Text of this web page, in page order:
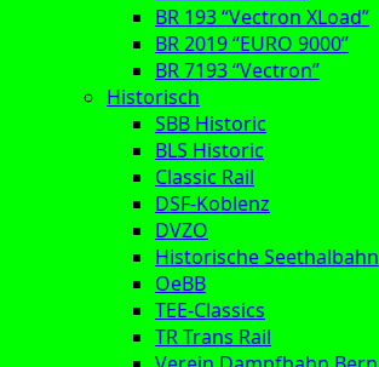
BR 193 “Vectron XLoad”
BR 2019 “EURO 9000”
BR 7193 “Vectron”
Historisch
SBB Historic
BLS Historic
Classic Rail
DSF-Koblenz
DVZO
Historische Seethalbahn
OeBB
TEE-Classics
TR Trans Rail